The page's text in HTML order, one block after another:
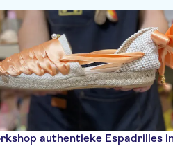
authentieke Espadrilles